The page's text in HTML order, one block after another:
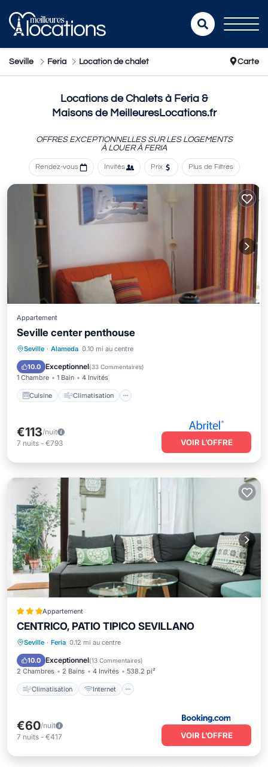
Seville Feria Location de chalet Carte
Locations de Chalets à Feria &
Maisons de MeilleuresLocations.fr
OFFRES EXCEPTIONNELLES SUR LES LOGEMENTS
À LOUER À FERIA
Rendez-vous Invités Prix Plus de Filtres
Appartement
Seville center penthouse
Seville · Alameda 0.10 mi au centre
10.0 Exceptionnel(33 Commentaires)
1 Chambre 1 Bain 4 Invités
Cuisine Climatisation
Cuisine Climatisation
Adapté aux enfants
€113/nuit
7 nuits - €793 VOIR L’OFFRE
Appartement
CENTRICO, PATIO TIPICO SEVILLANO
Seville · Feria 0.12 mi au centre
10.0 Exceptionnel(13 Commentaires)
2 Chambres 2 Bains 4 Invités 538.2 pi²
Climatisation Internet
Climatisation
Adapté aux enfants
€60/nuit
7 nuits - €417 VOIR L’OFFRE